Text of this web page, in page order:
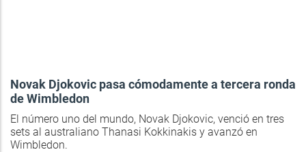
Novak Djokovic pasa cómodamente a tercera ronda
de Wimbledon
El número uno del mundo, Novak Djokovic, venció en tres
sets al australiano Thanasi Kokkinakis y avanzó en
Wimbledon.